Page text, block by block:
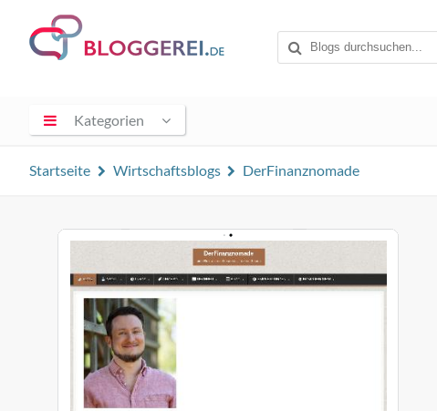
Kategorien
Startseite Wirtschaftsblogs DerFinanznomade